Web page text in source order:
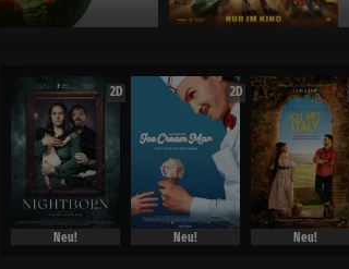
2D
Neu!
2D
Neu! Neu!